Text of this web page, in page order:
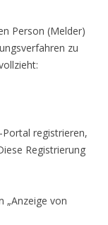
Person (Melder)
zu
registrieren,
Registrierung
„Anzeige von